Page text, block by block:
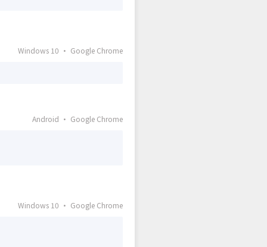
Windows 10 · Google Chrome
Android · Google Chrome
Windows 10 · Google Chrome